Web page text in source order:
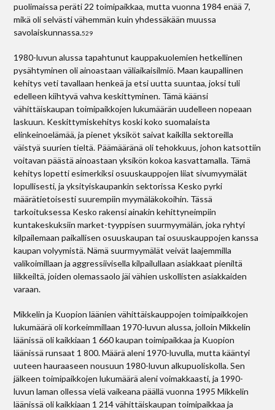
puolimaissa peräti 22 toimipaikkaa, mutta vuonna 1984 enää 7,
mikä oli selvästi vähemmän kuin yhdessäkään muussa
savolaiskunnassa.529
1980-luvun alussa tapahtunut kauppakuolemien hetkellinen
pysähtyminen oli ainoastaan väliaikaisilmiö. Maan kaupallinen
kehitys veti tavallaan henkeä ja etsi uutta suuntaa, joksi tuli
edelleen kiihtyvä vahva keskittyminen. Tämä käänsi
vähittäiskaupan toimipaikkojen lukumäärän uudelleen nopeaan
laskuun. Keskittymiskehitys koski koko suomalaista
elinkeinoelämää, ja pienet yksiköt saivat kaikilla sektoreilla
väistyä suurien tieltä. Päämääränä oli tehokkuus, johon katsottiin
voitavan päästä ainoastaan yksikön kokoa kasvattamalla. Tämä
kehitys lopetti esimerkiksi osuuskauppojen liiat sivumyymälät
lopullisesti, ja yksityiskaupankin sektorissa Kesko pyrki
määrätietoisesti suurempiin myymäläkokoihin. Tässä
tarkoituksessa Kesko rakensi ainakin kehittyneimpiin
kuntakeskuksiin market-tyyppisen suurmyymälän, joka ryhtyi
kilpailemaan paikallisen osuuskaupan tai osuuskauppojen kanssa
kaupan volyymistä. Nämä suurmyymälät veivät laajemmilla
valikoimillaan ja aggressiivisella kilpailullaan asiakkaat pieniltä
liikkeiltä, joiden olemassaolo jäi vähien uskollisten asiakkaiden
varaan.
Mikkelin ja Kuopion läänien vähittäiskauppojen toimipaikkojen
lukumäärä oli korkeimmillaan 1970-luvun alussa, jolloin Mikkelin
läänissä oli kaikkiaan 1 660 kaupan toimipaikkaa ja Kuopion
läänissä runsaat 1 800. Määrä aleni 1970-luvulla, mutta kääntyi
uuteen hauraaseen nousuun 1980-luvun alkupuoliskolla. Sen
jälkeen toimipaikkojen lukumäärä aleni voimakkaasti, ja 1990-
luvun laman ollessa vielä vaikeana päällä vuonna 1995 Mikkelin
läänissä oli kaikkiaan 1 214 vähittäiskaupan toimipaikkaa ja